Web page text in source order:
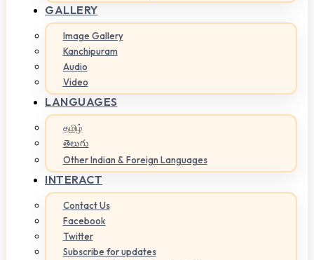
GALLERY
Image Gallery
Kanchipuram
Audio
Video
LANGUAGES
தமிழ்
తెలుగు
Other Indian & Foreign Languages
INTERACT
Contact Us
Facebook
Twitter
Subscribe for updates